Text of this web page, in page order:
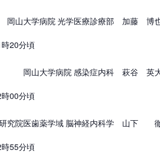
岡山大学病院 光学医療診療部 加藤 博
20分頃
岡山大学病院 感染症内科 萩谷 英
00分頃
研究院医歯薬学域 脳神経内科学 山下
55分頃